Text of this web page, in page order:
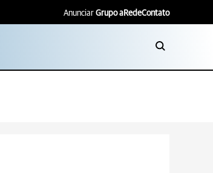
Anunciar Grupo aRedeContato